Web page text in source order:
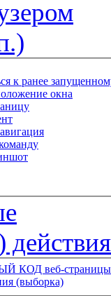
к ранее
окна
действия
КОД веб-страницы
(выборка)